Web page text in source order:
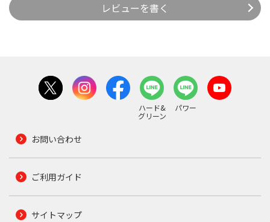
レビューを書く
ハード&
グリーン
パワー
お問い合わせ
ご利用ガイド
サイトマップ